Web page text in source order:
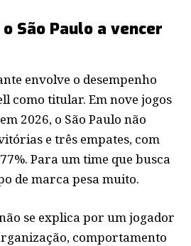
São Paulo a vencer
envolve o desempenho
como titular. Em nove jogos
2026, o São Paulo não
e três empates, com
Para um time que busca
de marca pesa muito.
se explica por um jogador
comportamento